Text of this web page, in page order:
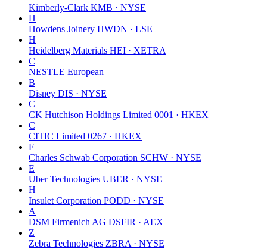
Kimberly-Clark KMB · NYSE
H
Howdens Joinery HWDN · LSE
H
Heidelberg Materials HEI · XETRA
C
NESTLE European
B
Disney DIS · NYSE
C
CK Hutchison Holdings Limited 0001 · HKEX
C
CITIC Limited 0267 · HKEX
F
Charles Schwab Corporation SCHW · NYSE
E
Uber Technologies UBER · NYSE
H
Insulet Corporation PODD · NYSE
A
DSM Firmenich AG DSFIR · AEX
Z
Zebra Technologies ZBRA · NYSE